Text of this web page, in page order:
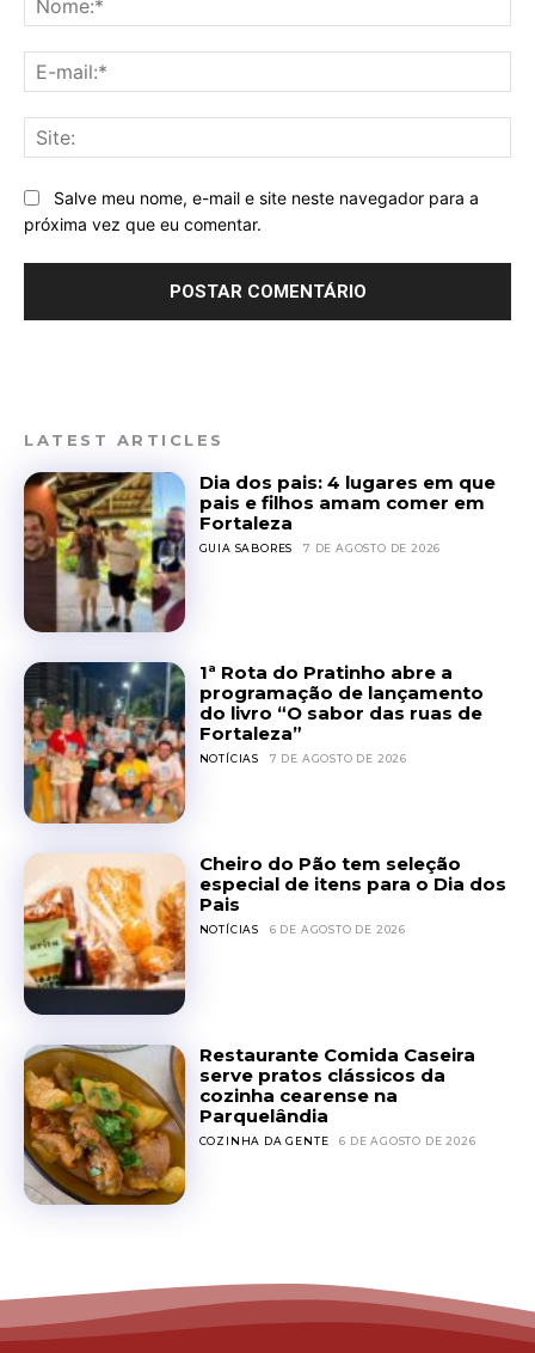
Salve meu nome, e-mail e site neste navegador para a
próxima vez que eu comentar.
LATEST ARTICLES
Dia dos pais: 4 lugares em que
pais e filhos amam comer em
Fortaleza
GUIA SABORES 7 DE AGOSTO DE 2026
1ª Rota do Pratinho abre a
programação de lançamento
do livro “O sabor das ruas de
Fortaleza”
NOTÍCIAS 7 DE AGOSTO DE 2026
Cheiro do Pão tem seleção
especial de itens para o Dia dos
Pais
NOTÍCIAS 6 DE AGOSTO DE 2026
Restaurante Comida Caseira
serve pratos clássicos da
cozinha cearense na
Parquelândia
COZINHA DA GENTE 6 DE AGOSTO DE 2026